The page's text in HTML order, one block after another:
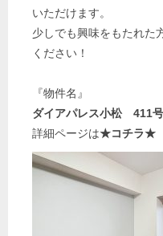
いただけます。
少しでも興味をもたれた
ください！
『物件名』
ダイアパレス小松 411
詳細ページは★コチラ★